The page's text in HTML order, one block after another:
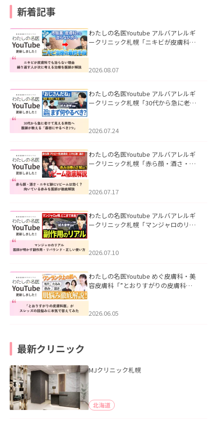
新着記事
わたしの名医Youtube アルバアレルギ
ークリニック札幌「ニキビが皮膚科で
ました。
2026.08.07
わたしの名医Youtube アルバアレルギ
ークリニック札幌「30代から急に老け
た。
2026.07.24
わたしの名医Youtube アルバアレルギ
ークリニック札幌「赤ら顔・酒さ・ニ
した。
2026.07.17
わたしの名医Youtube アルバアレルギ
ークリニック札幌「マンジャロのリア
た。
2026.07.10
わたしの名医Youtube めぐ皮膚科・美
容皮膚科「”とおりすがりの皮膚科
2026.06.05
最新クリニック
MJクリニック札幌
北海道